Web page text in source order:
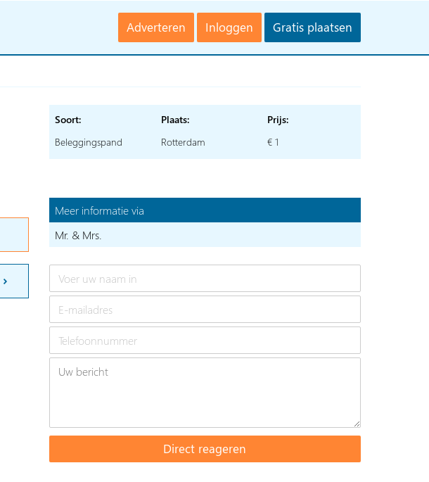
Adverteren Inloggen Gratis plaatsen
Soort:
Beleggingspand
Plaats:
Rotterdam
Prijs:
€ 1
Meer informatie via
Mr. & Mrs.